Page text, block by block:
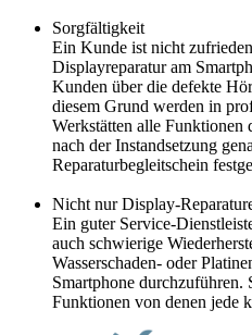
Sorgfältigkeit
Ein Kunde ist nicht
Displayreparatur am
Kunden über die defekte
diesem Grund werden in
Werkstätten alle Funktionen
nach der Instandsetzung
Reparaturbegleitschein
Nicht nur Display-
Ein guter Service-
auch schwierige
Wasserschaden- oder
Smartphone durchzuführen.
Funktionen von denen jede